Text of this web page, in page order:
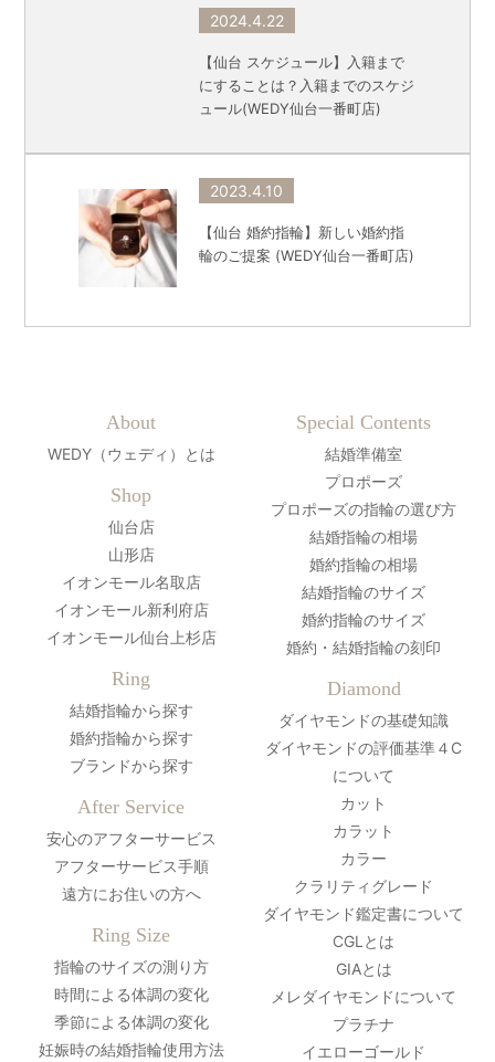
2024.4.22
【仙台 スケジュール】入籍まで
にすることは？入籍までのスケジ
ュール(WEDY仙台一番町店)
2023.4.10
【仙台 婚約指輪】新しい婚約指
輪のご提案 (WEDY仙台一番町店)
About
WEDY（ウェディ）とは
Shop
仙台店
山形店
イオンモール名取店
イオンモール新利府店
イオンモール仙台上杉店
Ring
結婚指輪から探す
婚約指輪から探す
ブランドから探す
After Service
安心のアフターサービス
アフターサービス手順
遠方にお住いの方へ
Ring Size
指輪のサイズの測り方
時間による体調の変化
季節による体調の変化
妊娠時の結婚指輪使用方法
Special Contents
結婚準備室
プロポーズ
プロポーズの指輪の選び方
結婚指輪の相場
婚約指輪の相場
結婚指輪のサイズ
婚約指輪のサイズ
婚約・結婚指輪の刻印
Diamond
ダイヤモンドの基礎知識
ダイヤモンドの評価基準４C
について
カット
カラット
カラー
クラリティグレード
ダイヤモンド鑑定書について
CGLとは
GIAとは
メレダイヤモンドについて
プラチナ
イエローゴールド